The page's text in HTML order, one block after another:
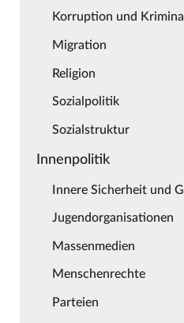
Korruption und
Migration
Religion
Sozialpolitik
Sozialstruktur
Innenpolitik
Innere Sicherheit und
Jugendorganisationen
Massenmedien
Menschenrechte
Parteien